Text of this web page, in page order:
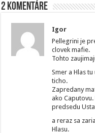
2 komentáre
Igor
Pellegrini je
clovek mafie.
Tohto
Smer a Hlas
ticho.
Zapredany
ako
predsedu
a reraz sa
Hlasu.